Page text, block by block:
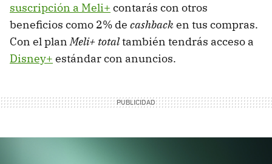
suscripción a Meli+ contarás con otros
beneficios como 2% de cashbacken tus compras.
Con el planMeli+ totaltambién tendrás acceso a
Disney+ estándar con anuncios.